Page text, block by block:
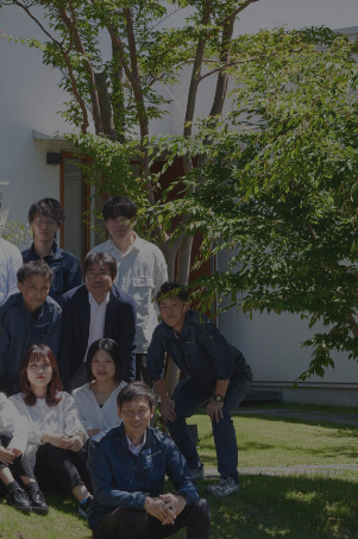
お考えの方
案
ある暮らし
暮らし
ト
土地をお探しの方
- 分譲地情報
かさまつのちいさな町並み
いしもりのちいさな町並み
かみえどのちいさな町並み